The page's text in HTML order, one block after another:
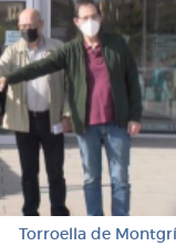
Torroella de Montgrí